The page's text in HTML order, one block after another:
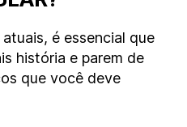
é essencial que
história e parem de
que você deve